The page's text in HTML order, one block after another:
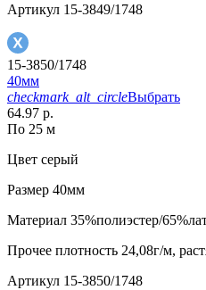
Артикул 15-3849/1748
15-3850/1748
40мм
checkmark_alt_circleВыбрать
64.97 р.
По 25 м
Цвет серый
Размер 40мм
Материал 35%полиэстер/
Прочее плотность 24,08г/м,
Артикул 15-3850/1748